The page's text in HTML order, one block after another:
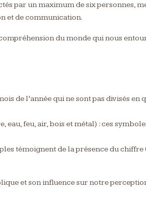
par un maximum de six personnes,
et de communication.
du monde qui nous
de l’année qui ne sont pas divisés en
eau, feu, air, bois et métal) : ces
témoignent de la présence du chiffre
et son influence sur notre